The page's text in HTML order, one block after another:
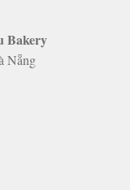
Bakery
Nẵng